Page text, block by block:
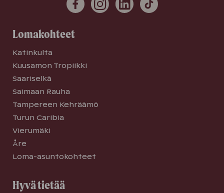
Lomakohteet
Katinkulta
Kuusamon Tropiikki
Saariselkä
Saimaan Rauha
Tampereen Kehräämö
Turun Caribia
Vierumäki
Åre
Loma-asuntokohteet
Hyvä tietää